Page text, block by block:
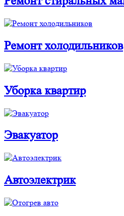
Ремонт холодильников
Уборка квартир
Эвакуатор
Автоэлектрик